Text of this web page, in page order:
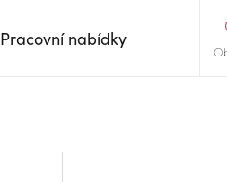
Pracovní nabídky